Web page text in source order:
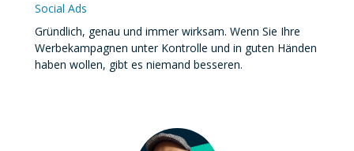
Social Ads
Gründlich, genau und immer wirksam. Wenn Sie Ihre
Werbekampagnen unter Kontrolle und in guten Händen
haben wollen, gibt es niemand besseren.